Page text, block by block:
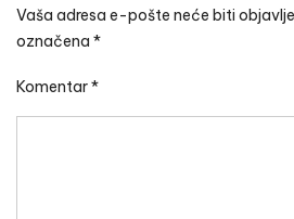
Vaša adresa e-pošte neće biti
označena *
Komentar*